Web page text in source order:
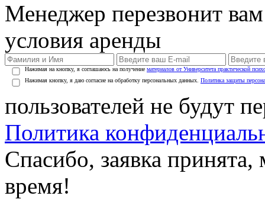
Менеджер перезвонит
условия аренды
Нажимая на кнопку, я соглашаюсь на получение материалов от Университета практической
Нажимая кнопку, я даю согласие на обработку персональных данных. Политика защиты
пользователей не будут
Политика
Спасибо, заявка
время!